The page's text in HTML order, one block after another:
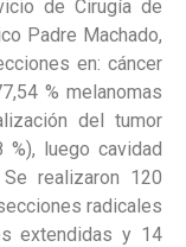
de Cirugía de
Padre Machado,
en: cáncer
% melanomas
del tumor
luego cavidad
realizaron 120
radicales
extendidas y 14